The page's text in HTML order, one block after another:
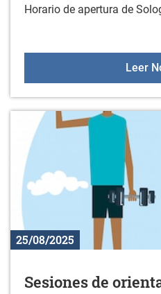
Horario de apertura de
Leer
25/08/2025
Sesiones de